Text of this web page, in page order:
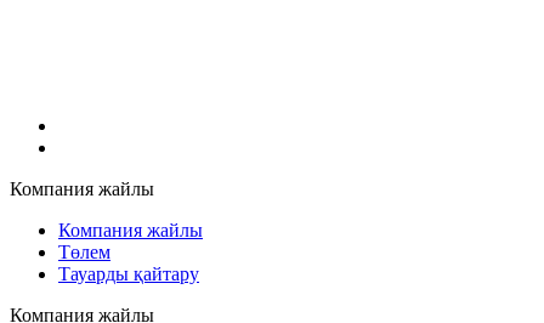
Компания жайлы
Компания жайлы
Төлем
Тауарды қайтару
Компания жайлы